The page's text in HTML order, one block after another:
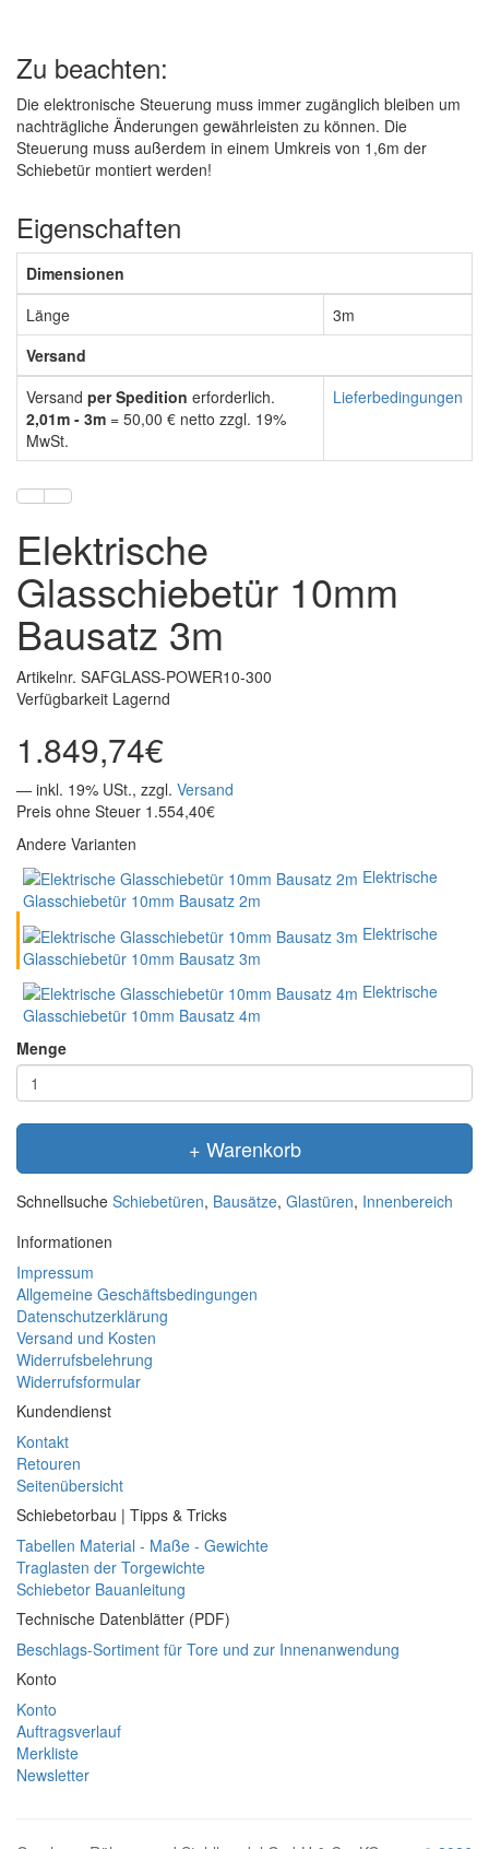
Zu beachten:
Die elektronische Steuerung muss immer zugänglich bleiben um
nachträgliche Änderungen gewährleisten zu können. Die
Steuerung muss außerdem in einem Umkreis von 1,6m der
Schiebetür montiert werden!
Eigenschaften
Dimensionen
Länge
3m
Versand
Versand per Spedition erforderlich.
2,01m - 3m = 50,00 € netto zzgl. 19%
MwSt.
Lieferbedingungen
Elektrische
Glasschiebetür 10mm
Bausatz 3m
Artikelnr. SAFGLASS-POWER10-300
Verfügbarkeit Lagernd
1.849,74€
— inkl. 19% USt., zzgl. Versand
Preis ohne Steuer 1.554,40€
Andere Varianten
Elektrische
Glasschiebetür 10mm Bausatz 2m
Elektrische
Glasschiebetür 10mm Bausatz 3m
Elektrische
Glasschiebetür 10mm Bausatz 4m
Menge
+ Warenkorb
Schnellsuche Schiebetüren, Bausätze, Glastüren, Innenbereich
Informationen
Impressum
Allgemeine Geschäftsbedingungen
Datenschutzerklärung
Versand und Kosten
Widerrufsbelehrung
Widerrufsformular
Kundendienst
Kontakt
Retouren
Seitenübersicht
Schiebetorbau | Tipps & Tricks
Tabellen Material - Maße - Gewichte
Traglasten der Torgewichte
Schiebetor Bauanleitung
Technische Datenblätter (PDF)
Beschlags-Sortiment für Tore und zur Innenanwendung
Konto
Konto
Auftragsverlauf
Merkliste
Newsletter